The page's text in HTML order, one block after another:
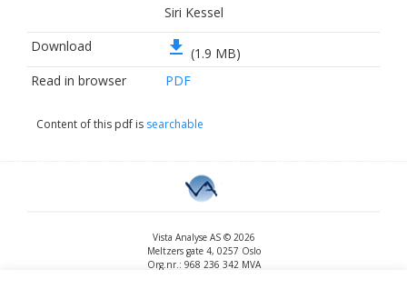
Siri Kessel
Download
file_download (1.9 MB)
Read in browser
PDF
Content of this pdf is searchable
Vista Analyse AS © 2026
Meltzers gate 4, 0257 Oslo
Org.nr.: 968 236 342 MVA